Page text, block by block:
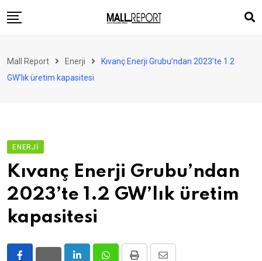
to
Perakende
Ürün ve Hizmet
Enerji
Haber
Gündem
Mall Report Enerji
Kıvanç Enerji Grubu’ndan 2023’te 1.2
GW’lık üretim kapasitesi
ENERJI
Kıvanç Enerji Grubu’ndan
2023’te 1.2 GW’lık üretim
kapasitesi